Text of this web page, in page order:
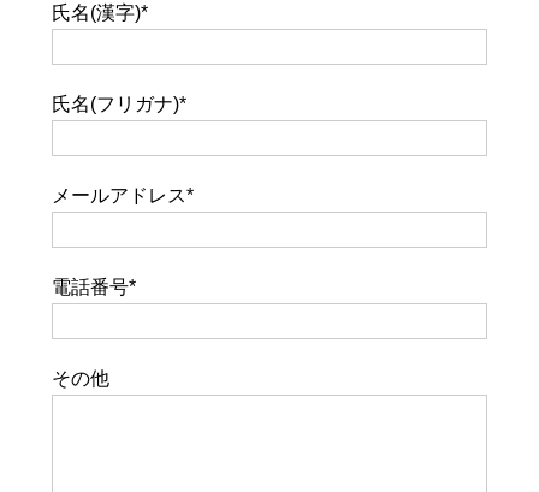
氏名(漢字)*
氏名(フリガナ)*
メールアドレス*
電話番号*
その他